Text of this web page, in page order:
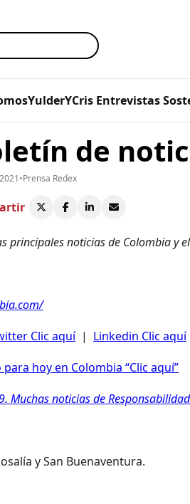
Entrevistas
de
•Prensa Redex
principales noticias de Colombia y
Clic aquí| Linkedin Clic aquí
hoy en Colombia “Clic aquí”
Muchas noticias de
y San Buenaventura.